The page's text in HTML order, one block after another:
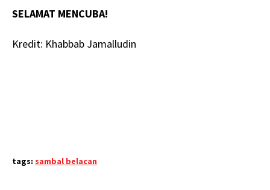
SELAMAT MENCUBA!
Kredit: Khabbab Jamalludin
tags: sambal belacan